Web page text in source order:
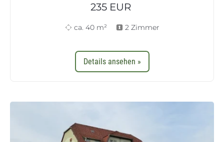
235 EUR
ca. 40 m² 2 Zimmer
Details ansehen »